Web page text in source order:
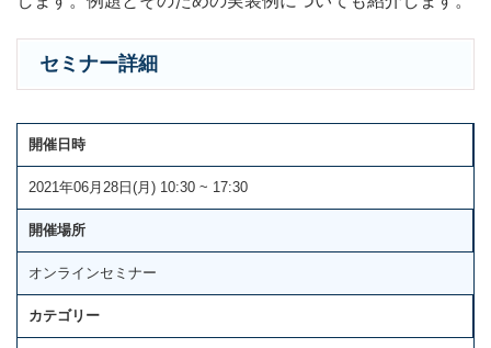
セミナー詳細
開催日時
2021年06月28日(月) 10:30 ~ 17:30
開催場所
オンラインセミナー
カテゴリー